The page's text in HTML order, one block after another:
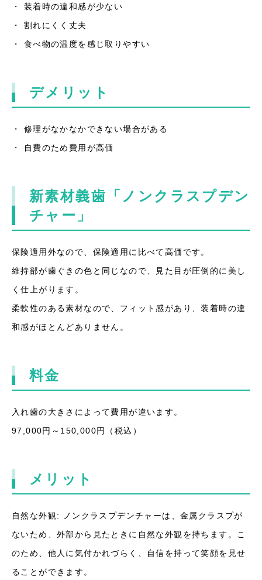
・ 装着時の違和感が少ない
・ 割れにくく丈夫
・ 食べ物の温度を感じ取りやすい
デメリット
・ 修理がなかなかできない場合がある
・ 自費のため費用が高価
新素材義歯「ノンクラスプデン
チャー」
保険適用外なので、保険適用に比べて高価です。
維持部が歯ぐきの色と同じなので、見た目が圧倒的に美し
く仕上がります。
柔軟性のある素材なので、フィット感があり、装着時の違
和感がほとんどありません。
料金
入れ歯の大きさによって費用が違います。
97,000円～150,000円（税込）
メリット
自然な外観: ノンクラスプデンチャーは、金属クラスプが
ないため、外部から見たときに自然な外観を持ちます。こ
のため、他人に気付かれづらく、自信を持って笑顔を見せ
ることができます。